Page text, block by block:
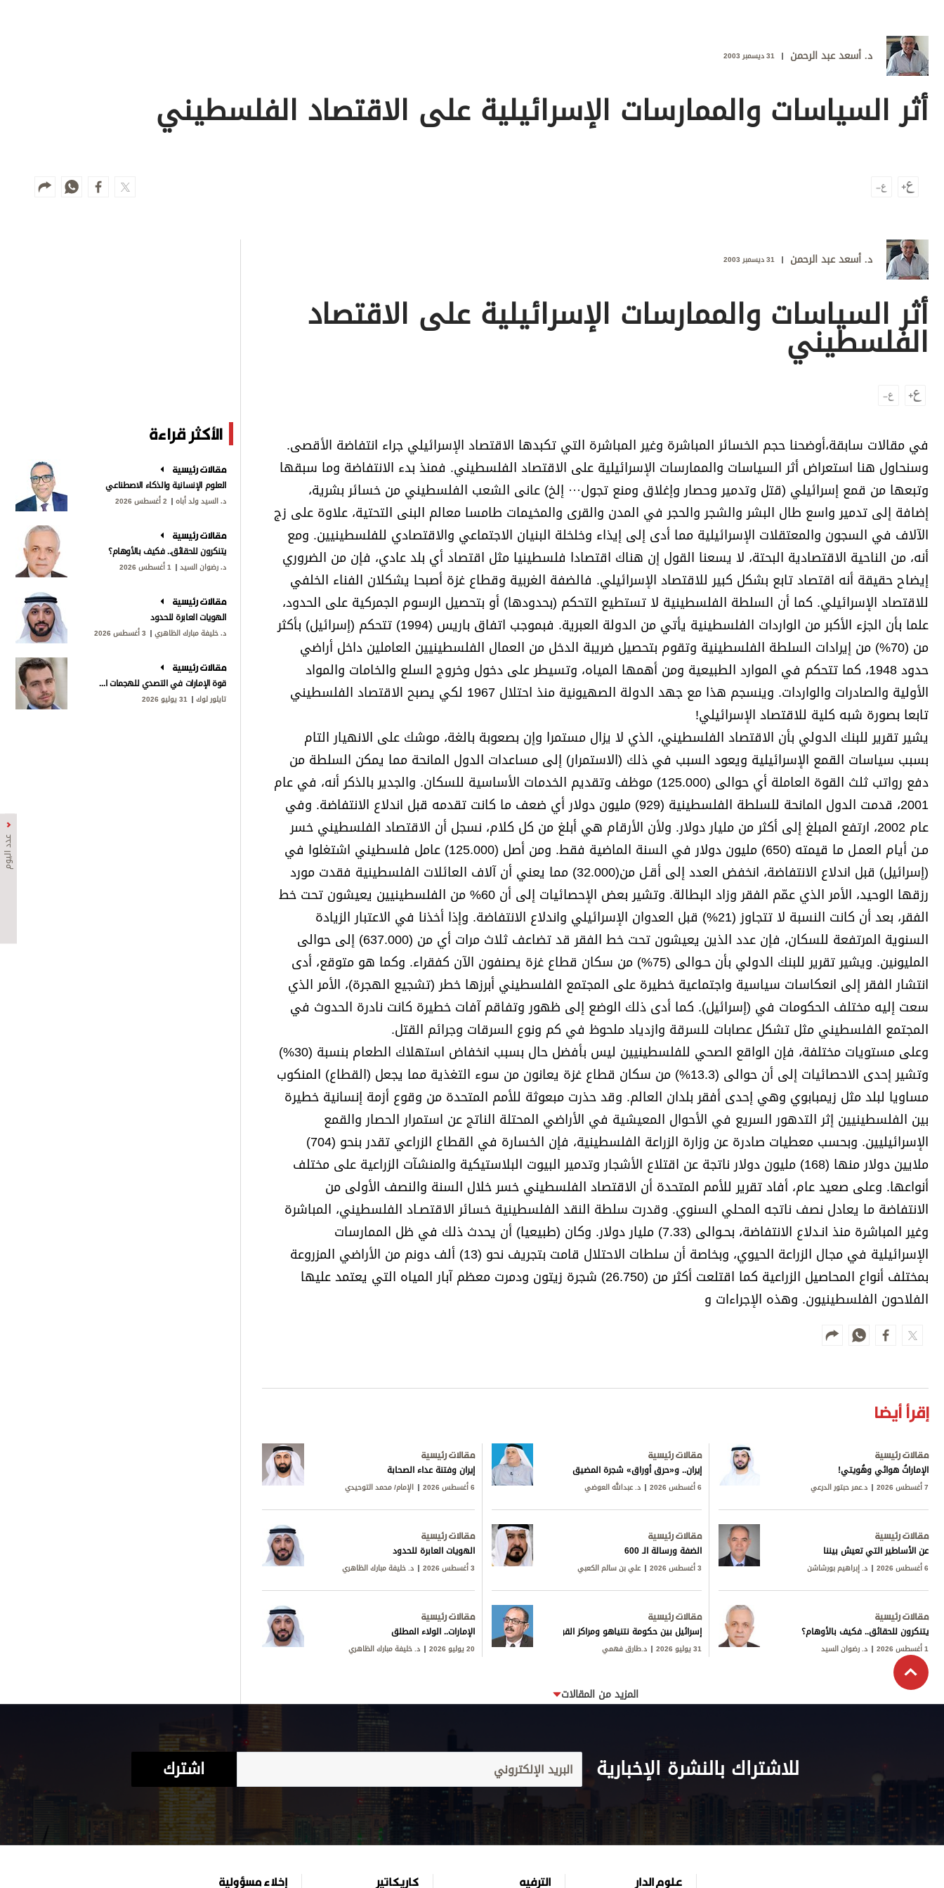
التعليم والمعرفة
قصة صورة
برامج
عدد اليوم
مواقيت الصلاة
عدد اليوم
د. أسعد عبد الرحمن 31 ديسمبر 2003
أثر السياسات والممارسات الإسرائيلية على الاقتصاد الفلسطيني
د. أسعد عبد الرحمن 31 ديسمبر 2003
أثر السياسات والممارسات الإسرائيلية على الاقتصاد
الفلسطيني
في مقالات سابقة،أوضحنا حجم الخسائر المباشرة وغير المباشرة التي تكبدها الاقتصاد الإسرائيلي جراء انتفاضة الأقصى.
وسنحاول هنا استعراض أثر السياسات والممارسات الإسرائيلية على الاقتصاد الفلسطيني. فمنذ بدء الانتفاضة وما سبقها
وتبعها من قمع إسرائيلي (قتل وتدمير وحصار وإغلاق ومنع تجول··· إلخ) عانى الشعب الفلسطيني من خسائر بشرية،
إضافة إلى تدمير واسع طال البشر والشجر والحجر في المدن والقرى والمخيمات طامسا معالم البنى التحتية، علاوة على زج
الآلاف في السجون والمعتقلات الإسرائيلية مما أدى إلى إيذاء وخلخلة البنيان الاجتماعي والاقتصادي للفلسطينيين. ومع
أنه، من الناحية الاقتصادية البحتة، لا يسعنا القول إن هناك اقتصادا فلسطينيا مثل اقتصاد أي بلد عادي، فإن من الضروري
إيضاح حقيقة أنه اقتصاد تابع بشكل كبير للاقتصاد الإسرائيلي. فالضفة الغربية وقطاع غزة أصبحا يشكلان الفناء الخلفي
للاقتصاد الإسرائيلي. كما أن السلطة الفلسطينية لا تستطيع التحكم (بحدودها) أو بتحصيل الرسوم الجمركية على الحدود،
علما بأن الجزء الأكبر من الواردات الفلسطينية يأتي من الدولة العبرية. فبموجب اتفاق باريس (1994) تتحكم (إسرائيل) بأكثر
من (70%) من إيرادات السلطة الفلسطينية وتقوم بتحصيل ضريبة الدخل من العمال الفلسطينيين العاملين داخل أراضي
حدود 1948، كما تتحكم في الموارد الطبيعية ومن أهمها المياه، وتسيطر على دخول وخروج السلع والخامات والمواد
الأولية والصادرات والواردات. وينسجم هذا مع جهد الدولة الصهيونية منذ احتلال 1967 لكي يصبح الاقتصاد الفلسطيني
تابعا بصورة شبه كلية للاقتصاد الإسرائيلي!
يشير تقرير للبنك الدولي بأن الاقتصاد الفلسطيني، الذي لا يزال مستمرا وإن بصعوبة بالغة، موشك على الانهيار التام
بسبب سياسات القمع الإسرائيلية ويعود السبب في ذلك (الاستمرار) إلى مساعدات الدول المانحة مما يمكن السلطة من
دفع رواتب ثلث القوة العاملة أي حوالى (125.000) موظف وتقديم الخدمات الأساسية للسكان. والجدير بالذكر أنه، في عام
2001، قدمت الدول المانحة للسلطة الفلسطينية (929) مليون دولار أي ضعف ما كانت تقدمه قبل اندلاع الانتفاضة. وفي
عام 2002، ارتفع المبلغ إلى أكثر من مليار دولار. ولأن الأرقام هي أبلغ من كل كلام، نسجل أن الاقتصاد الفلسطيني خسر
مـن أيام العمـل ما قيمته (650) مليون دولار في السنة الماضية فقط. ومن أصل (125.000) عامل فلسطيني اشتغلوا في
(إسرائيل) قبل اندلاع الانتفاضة، انخفض العدد إلى أقـل من(32.000) مما يعني أن آلاف العائلات الفلسطينية فقدت مورد
رزقها الوحيد، الأمر الذي عمّم الفقر وزاد البطالة. وتشير بعض الإحصائيات إلى أن 60% من الفلسطينيين يعيشون تحت خط
الفقر، بعد أن كانت النسبة لا تتجاوز (21%) قبل العدوان الإسرائيلي واندلاع الانتفاضة. وإذا أخذنا في الاعتبار الزيادة
السنوية المرتفعة للسكان، فإن عدد الذين يعيشون تحت خط الفقر قد تضاعف ثلاث مرات أي من (637.000) إلى حوالى
المليونين. ويشير تقرير للبنك الدولي بأن حـوالى (75%) من سكان قطاع غزة يصنفون الآن كفقراء. وكما هو متوقع، أدى
انتشار الفقر إلى انعكاسات سياسية واجتماعية خطيرة على المجتمع الفلسطيني أبرزها خطر (تشجيع الهجرة)، الأمر الذي
سعت إليه مختلف الحكومات في (إسرائيل). كما أدى ذلك الوضع إلى ظهور وتفاقم آفات خطيرة كانت نادرة الحدوث في
المجتمع الفلسطيني مثل تشكل عصابات للسرقة وازدياد ملحوظ في كم ونوع السرقات وجرائم القتل.
وعلى مستويات مختلفة، فإن الواقع الصحي للفلسطينيين ليس بأفضل حال بسبب انخفاض استهلاك الطعام بنسبة (30%)
وتشير إحدى الاحصائيات إلى أن حوالى (13.3%) من سكان قطاع غزة يعانون من سوء التغذية مما يجعل (القطاع) المنكوب
مساويا لبلد مثل زيمبابوي وهي إحدى أفقر بلدان العالم. وقد حذرت مبعوثة للأمم المتحدة من وقوع أزمة إنسانية خطيرة
بين الفلسطينيين إثر التدهور السريع في الأحوال المعيشية في الأراضي المحتلة الناتج عن استمرار الحصار والقمع
الإسرائيليين. وبحسب معطيات صادرة عن وزارة الزراعة الفلسطينية، فإن الخسارة في القطاع الزراعي تقدر بنحو (704)
ملايين دولار منها (168) مليون دولار ناتجة عن اقتلاع الأشجار وتدمير البيوت البلاستيكية والمنشآت الزراعية على مختلف
أنواعها. وعلى صعيد عام، أفاد تقرير للأمم المتحدة أن الاقتصاد الفلسطيني خسر خلال السنة والنصف الأولى من
الانتفاضة ما يعادل نصف ناتجه المحلي السنوي. وقدرت سلطة النقد الفلسطينية خسائر الاقتصـاد الفلسطيني، المباشرة
وغير المباشرة منذ انـدلاع الانتفاضة، بحـوالى (7.33) مليار دولار. وكان (طبيعيا) أن يحدث ذلك في ظل الممارسات
الإسرائيلية في مجال الزراعة الحيوي، وبخاصة أن سلطات الاحتلال قامت بتجريف نحو (13) ألف دونم من الأراضي المزروعة
بمختلف أنواع المحاصيل الزراعية كما اقتلعت أكثر من (26.750) شجرة زيتون ودمرت معظم آبار المياه التي يعتمد عليها
الفلاحون الفلسطينيون. وهذه الإجراءات و
إقرأ أيضا
مقالات رئيسية
الإماراتُ هوائي وهُويتي!
7 أغسطس 2026 د.عمر حبتور الدرعي
مقالات رئيسية
إيران.. و«حرق أوراق» شجرة المضيق
6 أغسطس 2026 د. عبدالله العوضي
مقالات رئيسية
إيران وفتنة عداء الصحابة
6 أغسطس 2026 الإمام/ محمد التوحيدي
مقالات رئيسية
عن الأساطير التي تعيش بيننا
6 أغسطس 2026 د. إبراهيم بورشاشن
مقالات رئيسية
الضفة ورسالة الـ 600
3 أغسطس 2026 علي بن سالم الكعبي
مقالات رئيسية
الهويات العابرة للحدود
3 أغسطس 2026 د. خليفة مبارك الظاهري
مقالات رئيسية
يتنكرون للحقائق.. فكيف بالأوهام؟
1 أغسطس 2026 د. رضوان السيد
مقالات رئيسية
إسرائيل بين حكومة نتنياهو ومراكز القوى
31 يوليو 2026 د.طارق فهمي
مقالات رئيسية
الإمارات.. الولاء المطلق
20 يوليو 2026 د. خليفة مبارك الظاهري
المزيد من المقالات
الأكثر قراءة
مقالات رئيسية
العلوم الإنسانية والذكاء الاصطناعي
د. السيد ولد أباه 2 أغسطس 2026
مقالات رئيسية
يتنكرون للحقائق.. فكيف بالأوهام؟
د. رضوان السيد 1 أغسطس 2026
مقالات رئيسية
الهويات العابرة للحدود
د. خليفة مبارك الظاهري 3 أغسطس 2026
مقالات رئيسية
قوة الإمارات في التصدي للهجمات الإيرانية
تايلور لوك 31 يوليو 2026
للاشتراك بالنشرة الإخبارية اشترك
علوم الدار الترفيه كاريكاتير إخلاء مسؤولية